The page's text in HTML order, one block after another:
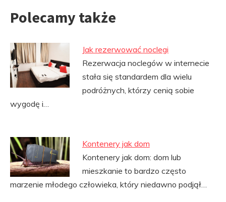
Polecamy także
Jak rezerwować noclegi
Rezerwacja noclegów w internecie
stała się standardem dla wielu
podróżnych, którzy cenią sobie
wygodę i…
Kontenery jak dom
Kontenery jak dom: dom lub
mieszkanie to bardzo często
marzenie młodego człowieka, który niedawno podjął…